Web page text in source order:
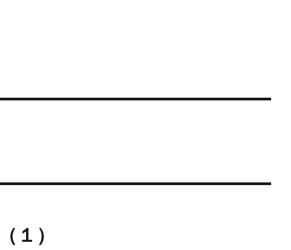
１）